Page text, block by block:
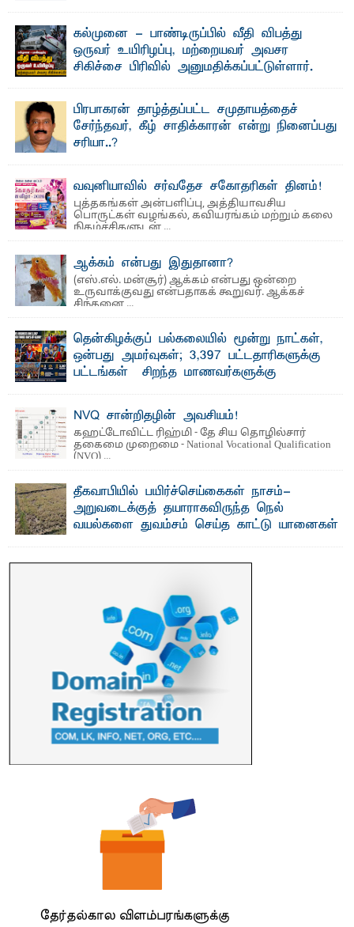
ஜே. எப். காமிலா பேகம்- இ லங்கை அரசாங்கம் அரசுசாரா
அமைப்புகள் (NGO) தொடர்பான புதிய சட்டமூலத்தை ...
கல்முனை - பாண்டிருப்பில் வீதி விபத்து
ஒருவர் உயிரிழப்பு, மற்றையவர் அவசர
சிகிச்சை பிரிவில் அனுமதிக்கப்பட்டுள்ளார்.
பாண்டிருப்பு ...பிரபாகரன் தாழ்த்தப்பட்ட சமுதாயத்தைச்
சேர்ந்தவர், கீழ் சாதிக்காரன் என்று நினைப்பது
சரியா..?
வவுனியாவில் சர்வதேச சகோதரிகள் தினம்!
புத்தகங்கள் அன்பளிப்பு, அத்தியாவசிய
பொருட்கள் வழங்கல், கவியரங்கம் மற்றும் கலை
நிகழ்ச்சிகளுடன் ...
ஆக்கம் என்பது இதுதானா?
(எஸ்.எல். மன்சூர்) ஆக்கம் என்பது ஒன்றை
உருவாக்குவது என்பதாகக் கூறுவர். ஆக்கச்
சிந்தனை ...
தென்கிழக்குப் பல்கலையில் மூன்று நாட்கள்,
ஒன்பது அமர்வுகள்; 3,397 பட்டதாரிகளுக்கு
பட்டங்கள் – சிறந்த மாணவர்களுக்கு
மற்றும் சிறப்புப் பரிசுகள்
எம்.வை. அமீர்- ஒ லுவிலில் அமைந்துள்ள தென்கிழக்குப்
பல்கலைக்கழகத்தின் 18ஆவது பொதுப் பட்டமளிப்பு விழா ...
NVQ சான்றிதழின் அவசியம்!
கஹட்டோவிட்ட ரிஹ்மி - தே சிய தொழில்சார்
தகைமை முறைமை - National Vocational Qualification
(NVQ) ...
தீகவாபியில் பயிர்ச்செய்கைகள் நாசம்-
அறுவடைக்குத் தயாராகவிருந்த நெல்
வயல்களை துவம்சம் செய்த காட்டு யானைகள்
காணப்பட்ட பல ...